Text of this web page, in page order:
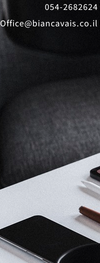
054-2682624
Office@biancavais.co.il